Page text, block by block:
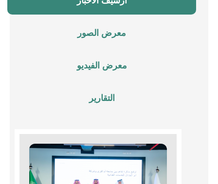
معرض الصور
معرض الفيديو
التقارير